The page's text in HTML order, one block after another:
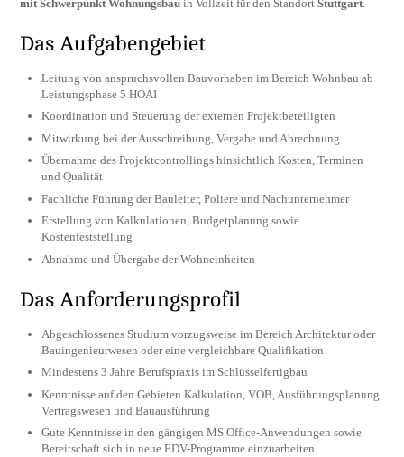
mit Schwerpunkt Wohnungsbau in Vollzeit für den StandortStuttgart
Das Aufgabengebiet
Leitung von anspruchsvollen Bauvorhaben im Bereich Wohnbau ab
Leistungsphase 5 HOAI
Koordination und Steuerung der externen Projektbeteiligten
Mitwirkung bei der Ausschreibung, Vergabe und Abrechnung
Übernahme des Projektcontrollings hinsichtlich Kosten, Terminen
und Qualität
Fachliche Führung der Bauleiter, Poliere und Nachunternehmer
Erstellung von Kalkulationen, Budgetplanung sowie
Kostenfeststellung
Abnahme und Übergabe der Wohneinheiten
Das Anforderungsprofil
Abgeschlossenes Studium vorzugsweise im Bereich Architektur oder
Bauingenieurwesen oder eine vergleichbare Qualifikation
Mindestens 3 Jahre Berufspraxis im Schlüsselfertigbau
Kenntnisse auf den Gebieten Kalkulation, VOB, Ausführungsplanung,
Vertragswesen und Bauausführung
Gute Kenntnisse in den gängigen MS Office-Anwendungen sowie
Bereitschaft sich in neue EDV-Programme einzuarbeiten